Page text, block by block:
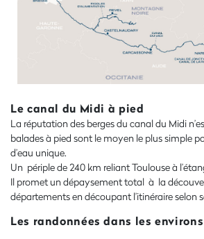
Le canal du Midi à pied
La réputation des berges du canal du Midi
balades à pied sont le moyen le plus simple
d’eau unique.
Un périple de 240 km reliant Toulouse à
Il promet un dépaysement total à la
départements en découpant l’itinéraire selon
Les randonnées dans les